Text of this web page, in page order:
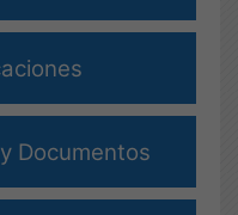
Documentos